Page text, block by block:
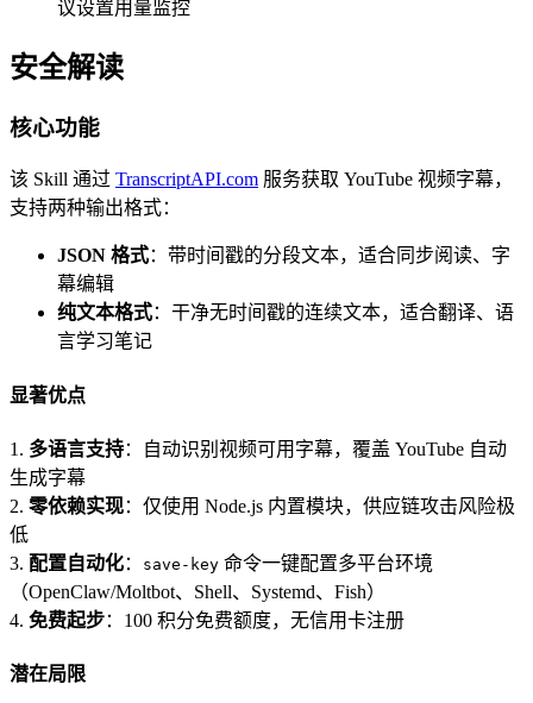
议设置用量监控
安全解读
核心功能
该 Skill 通过 TranscriptAPI.com 服务获取 YouTube 视频字幕，
支持两种输出格式：
JSON 格式：带时间戳的分段文本，适合同步阅读、字
幕编辑
纯文本格式：干净无时间戳的连续文本，适合翻译、语
言学习笔记
显著优点
1. 多语言支持：自动识别视频可用字幕，覆盖 YouTube 自动
生成字幕
2. 零依赖实现：仅使用 Node.js 内置模块，供应链攻击风险极
低
3. 配置自动化： save-key 命令一键配置多平台环境
（OpenClaw/Moltbot、Shell、Systemd、Fish）
4. 免费起步：100 积分免费额度，无信用卡注册
潜在局限